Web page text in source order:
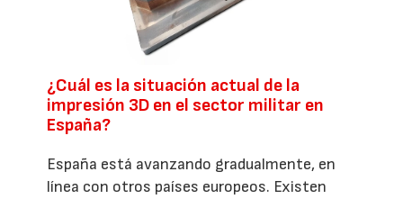
¿Cuál es la situación actual de la
impresión 3D en el sector militar en
España?
España está avanzando gradualmente, en
línea con otros países europeos. Existen